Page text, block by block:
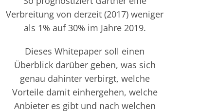
Verbreitung von derzeit (2017) weniger
als 1% auf 30% im Jahre 2019.
Dieses Whitepaper soll einen
Überblick darüber geben, was sich
genau dahinter verbirgt, welche
Vorteile damit einhergehen, welche
Anbieter es gibt und nach welchen